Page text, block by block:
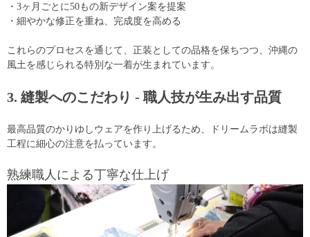
・3ヶ月ごとに50もの新デザイン案を提案
・細やかな修正を重ね、完成度を高める
これらのプロセスを通じて、正装としての品格を保ちつつ、沖縄の
風土を感じられる特別な一着が生まれています。
3. 縫製へのこだわり - 職人技が生み出す品質
最高品質のかりゆしウェアを作り上げるため、ドリームラボは縫製
工程に細心の注意を払っています。
熟練職人による丁寧な仕上げ